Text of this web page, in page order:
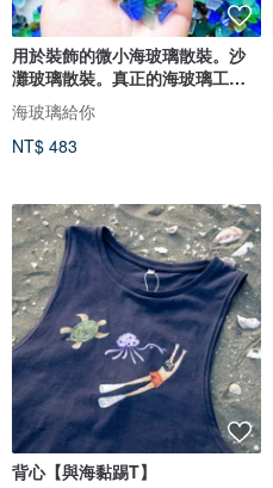
用於裝飾的微小海玻璃散裝。沙
灘玻璃散裝。真正的海玻璃工藝
品質
海玻璃給你
NT$ 483
背心【與海黏踢T】